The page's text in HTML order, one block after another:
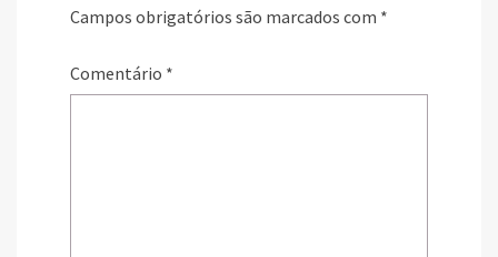
Campos obrigatórios são marcados com *
Comentário *